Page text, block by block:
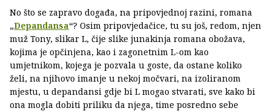
No što se zapravo događa, na pripovjednoj razini, romana
„Depandansa“? Osim pripovjedačice, tu su još, redom, njen
muž Tony, slikar L, čije slike junakinja romana obožava,
kojima je opčinjena, kao i zagonetnim L-om kao
umjetnikom, kojega je pozvala u goste, da ostane koliko
želi, na njihovo imanje u nekoj močvari, na izoliranom
mjestu, u depandansi gdje bi L mogao stvarati, sve kako bi
ona mogla dobiti priliku da njega, time posredno sebe